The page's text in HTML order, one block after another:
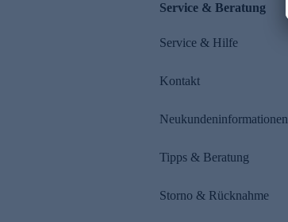
Service & Beratung
Service & Hilfe
Kontakt
Neukundeninformationen
Tipps & Beratung
Storno & Rücknahme